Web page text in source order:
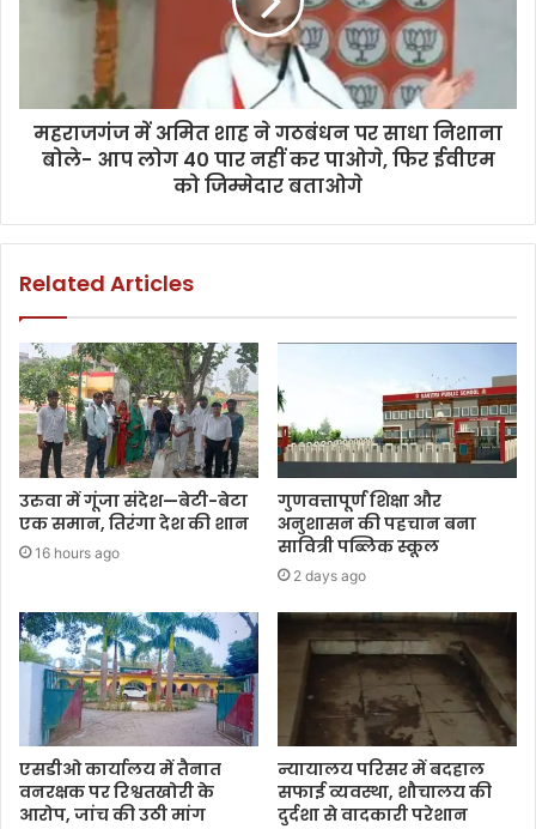
महराजगंज में अमित शाह ने गठबंधन पर साधा निशाना
बोले- आप लोग 40 पार नहीं कर पाओगे, फिर ईवीएम
को जिम्मेदार बताओगे
Related Articles
उरुवा में गूंजा संदेश—बेटी-बेटा
एक समान, तिरंगा देश की शान
16 hours ago
गुणवत्तापूर्ण शिक्षा और
अनुशासन की पहचान बना
सावित्री पब्लिक स्कूल
2 days ago
एसडीओ कार्यालय में तैनात
वनरक्षक पर रिश्वतखोरी के
आरोप, जांच की उठी मांग
न्यायालय परिसर में बदहाल
सफाई व्यवस्था, शौचालय की
दुर्दशा से वादकारी परेशान